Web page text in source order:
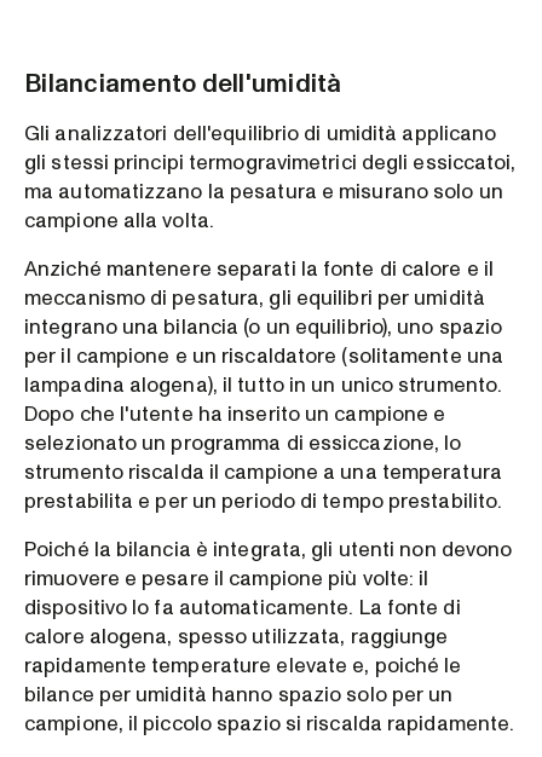
Bilanciamento dell'umidità
Gli analizzatori dell'equilibrio di umidità applicano
gli stessi principi termogravimetrici degli essiccatoi,
ma automatizzano la pesatura e misurano solo un
campione alla volta.
Anziché mantenere separati la fonte di calore e il
meccanismo di pesatura, gli equilibri per umidità
integrano una bilancia (o un equilibrio), uno spazio
per il campione e un riscaldatore (solitamente una
lampadina alogena), il tutto in un unico strumento.
Dopo che l'utente ha inserito un campione e
selezionato un programma di essiccazione, lo
strumento riscalda il campione a una temperatura
prestabilita e per un periodo di tempo prestabilito.
Poiché la bilancia è integrata, gli utenti non devono
rimuovere e pesare il campione più volte: il
dispositivo lo fa automaticamente. La fonte di
calore alogena, spesso utilizzata, raggiunge
rapidamente temperature elevate e, poiché le
bilance per umidità hanno spazio solo per un
campione, il piccolo spazio si riscalda rapidamente.